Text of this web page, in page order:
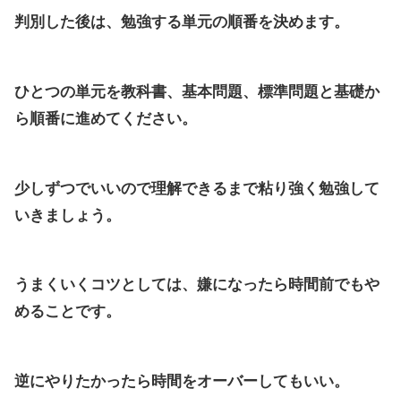
判別した後は、勉強する単元の順番を決めます。
ひとつの単元を教科書、基本問題、標準問題と基礎か
ら順番に進めてください。
少しずつでいいので理解できるまで粘り強く勉強して
いきましょう。
うまくいくコツとしては、嫌になったら時間前でもや
めることです。
逆にやりたかったら時間をオーバーしてもいい。